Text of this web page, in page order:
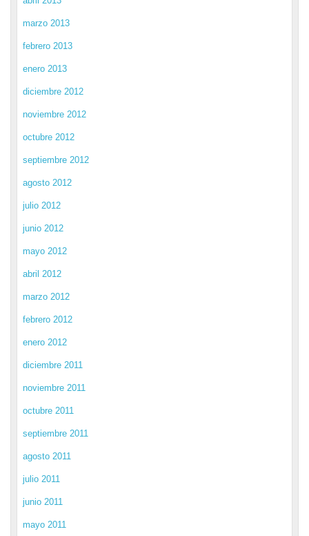
marzo 2013
febrero 2013
enero 2013
diciembre 2012
noviembre 2012
octubre 2012
septiembre 2012
agosto 2012
julio 2012
junio 2012
mayo 2012
abril 2012
marzo 2012
febrero 2012
enero 2012
diciembre 2011
noviembre 2011
octubre 2011
septiembre 2011
agosto 2011
julio 2011
junio 2011
mayo 2011